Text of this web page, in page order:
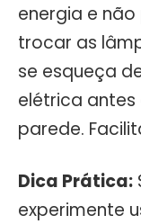
energia e
trocar as
se esqueça
elétrica
parede.
Dica Prática:
experimente